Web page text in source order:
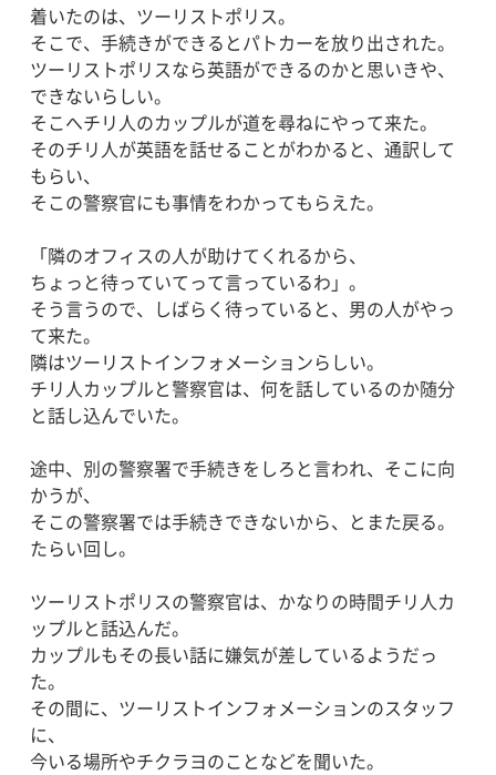
着いたのは、ツーリストポリス。
そこで、手続きができるとパトカーを放り出された。
ツーリストポリスなら英語ができるのかと思いきや、
できないらしい。
そこへチリ人のカップルが道を尋ねにやって来た。
そのチリ人が英語を話せることがわかると、通訳して
もらい、
そこの警察官にも事情をわかってもらえた。
「隣のオフィスの人が助けてくれるから、
ちょっと待っていてって言っているわ」。
そう言うので、しばらく待っていると、男の人がやっ
て来た。
隣はツーリストインフォメーションらしい。
チリ人カップルと警察官は、何を話しているのか随分
と話し込んでいた。
途中、別の警察署で手続きをしろと言われ、そこに向
かうが、
そこの警察署では手続きできないから、とまた戻る。
たらい回し。
ツーリストポリスの警察官は、かなりの時間チリ人カ
ップルと話込んだ。
カップルもその長い話に嫌気が差しているようだっ
た。
その間に、ツーリストインフォメーションのスタッフ
に、
今いる場所やチクラヨのことなどを聞いた。